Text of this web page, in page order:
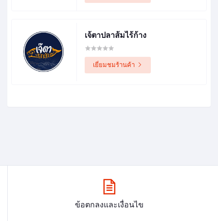
เจ้ตาปลาส้มไร้ก้าง
เยี่ยมชมร้านค้า
ข้อตกลงและเงื่อนไข